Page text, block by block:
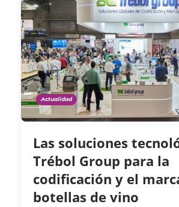
Actualidad
Las soluciones
Trébol Group para la
codificación y el
botellas de vino